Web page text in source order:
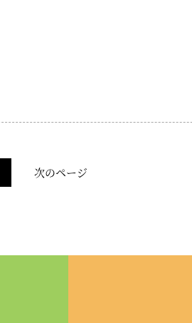
次のページ